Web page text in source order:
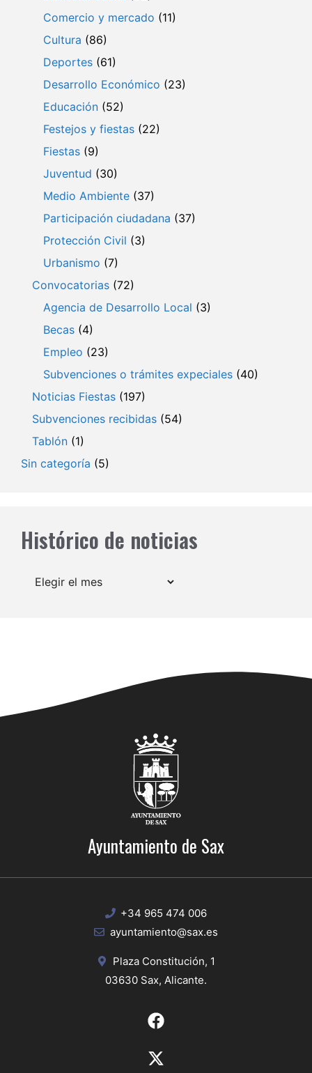
Comercio y mercado (11)
Cultura (86)
Deportes (61)
Desarrollo Económico (23)
Educación (52)
Festejos y fiestas (22)
Fiestas (9)
Juventud (30)
Medio Ambiente (37)
Participación ciudadana (37)
Protección Civil (3)
Urbanismo (7)
Convocatorias (72)
Agencia de Desarrollo Local (3)
Becas (4)
Empleo (23)
Subvenciones o trámites expeciales (40)
Noticias Fiestas (197)
Subvenciones recibidas (54)
Tablón (1)
Sin categoría (5)
Histórico de noticias
Archivos
Ayuntamiento de Sax
+34 965 474 006
ayuntamiento@sax.es
Plaza Constitución, 1
03630 Sax, Alicante.